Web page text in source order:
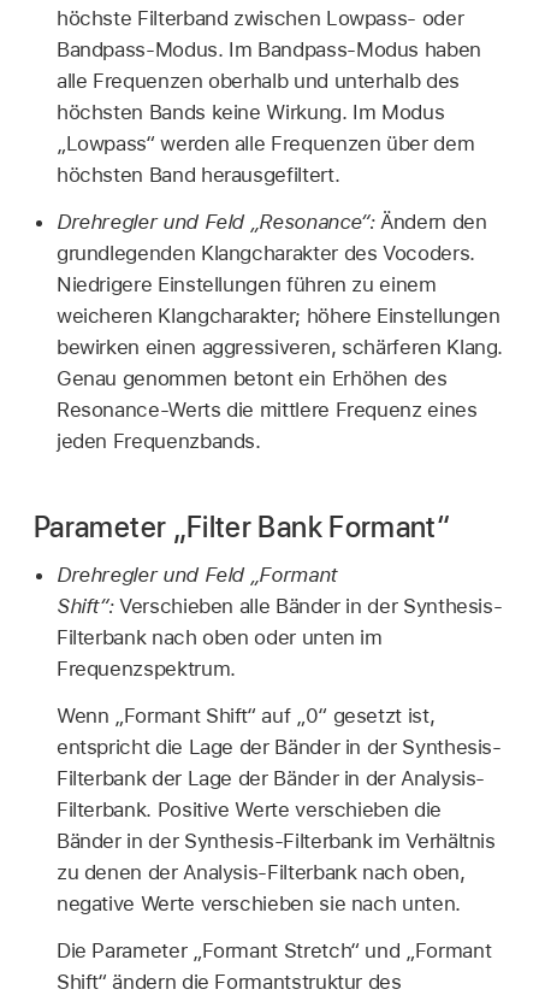
höchste Filterband zwischen Lowpass- oder
Bandpass-Modus. Im Bandpass-Modus haben
alle Frequenzen oberhalb und unterhalb des
höchsten Bands keine Wirkung. Im Modus
„Lowpass“ werden alle Frequenzen über dem
höchsten Band herausgefiltert.
Drehregler und Feld „Resonance“:Ändern den
grundlegenden Klangcharakter des Vocoders.
Niedrigere Einstellungen führen zu einem
weicheren Klangcharakter; höhere Einstellungen
bewirken einen aggressiveren, schärferen Klang.
Genau genommen betont ein Erhöhen des
Resonance-Werts die mittlere Frequenz eines
jeden Frequenzbands.
Parameter „Filter Bank Formant“
Drehregler und Feld „Formant
Shift“:Verschieben alle Bänder in der Synthesis-
Filterbank nach oben oder unten im
Frequenzspektrum.
Wenn „Formant Shift“ auf „0“ gesetzt ist,
entspricht die Lage der Bänder in der Synthesis-
Filterbank der Lage der Bänder in der Analysis-
Filterbank. Positive Werte verschieben die
Bänder in der Synthesis-Filterbank im Verhältnis
zu denen der Analysis-Filterbank nach oben,
negative Werte verschieben sie nach unten.
Die Parameter „Formant Stretch“ und „Formant
Shift“ ändern die Formantstruktur des